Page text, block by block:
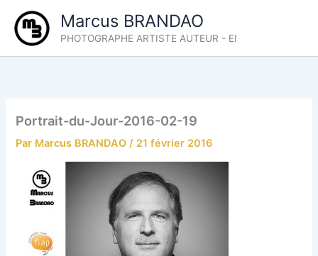
contenu
Marcus BRANDAO
PHOTOGRAPHE ARTISTE AUTEUR - EI
Portrait-du-Jour-2016-02-19
Par Marcus BRANDAO/ 21 février 2016